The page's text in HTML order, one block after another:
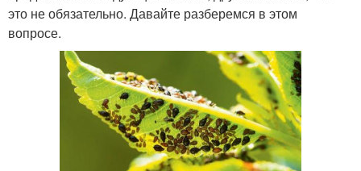
это не обязательно. Давайте разберемся в этом
вопросе.